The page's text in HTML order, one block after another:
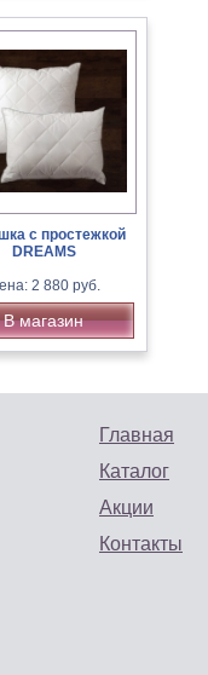
с простежкой
DREAMS
2 880 руб.
В магазин
Главная
Каталог
Акции
Контакты